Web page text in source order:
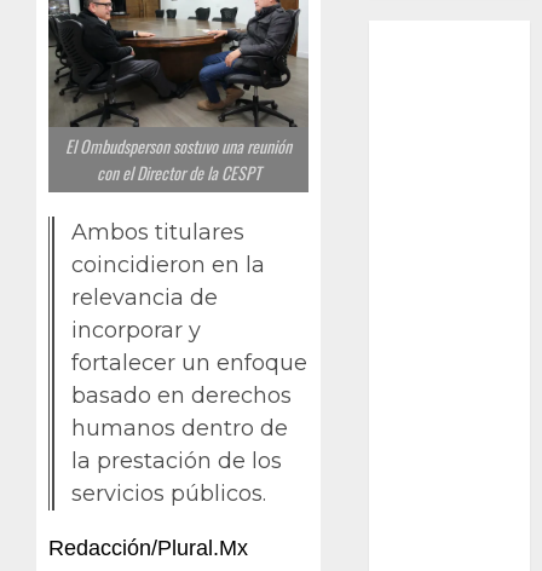
El Ombudsperson sostuvo una reunión
con el Director de la CESPT
Ambos titulares
coincidieron en la
relevancia de
incorporar y
fortalecer un enfoque
basado en derechos
humanos dentro de
la prestación de los
servicios públicos.
Redacción/Plural.Mx